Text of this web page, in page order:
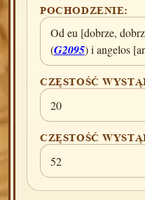
POCHODZENIE:
Od eu [dobrze,
(G2095) i angelos
CZĘSTOŚĆ
20
CZĘSTOŚĆ
52